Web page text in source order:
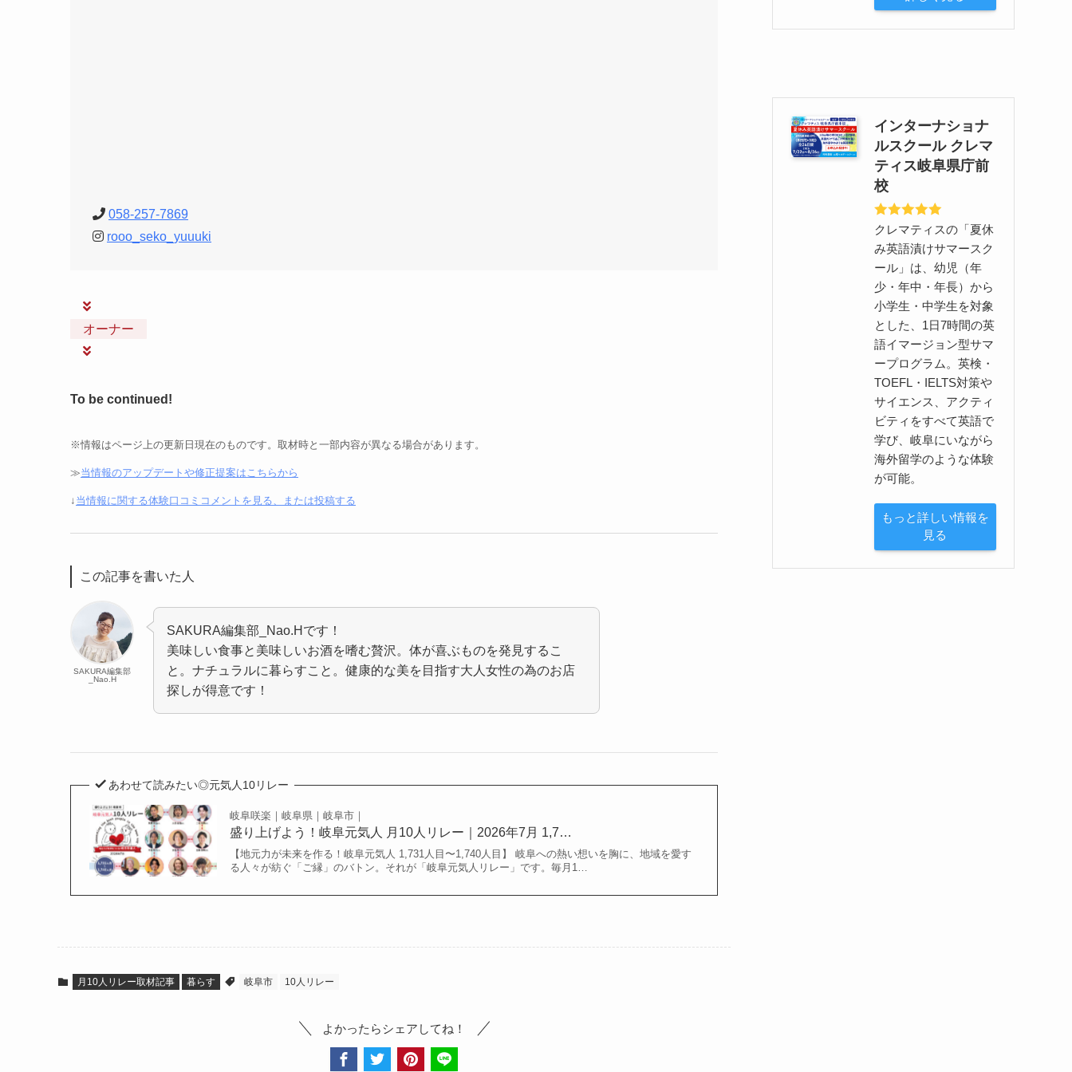
058-257-7869
rooo_seko_yuuuki
オーナー
To be continued!
※情報はページ上の更新日現在のものです。取材時と一部内容が異なる場合があります。
≫当情報のアップデートや修正提案はこちらから
↓ 当情報に関する体験口コミコメントを見る、または投稿する
この記事を書いた人
SAKURA編集部
_Nao.H
SAKURA編集部_Nao.Hです！
美味しい食事と美味しいお酒を嗜む贅沢。体が喜ぶものを発見するこ
と。ナチュラルに暮らすこと。健康的な美を目指す大人女性の為のお店
探しが得意です！
あわせて読みたい◎元気人10リレー
岐阜咲楽｜岐阜県｜岐阜市｜
盛り上げよう！岐阜元気人 月10人リレー｜2026年7月 1,7…
【地元力が未来を作る！岐阜元気人 1,731人目〜1,740人目】 岐阜への熱い想いを胸に、地域を愛す
る人々が紡ぐ「ご縁」のバトン。それが「岐阜元気人リレー」です。毎月1…
月10人リレー取材記事 暮らす 岐阜市 10人リレー
よかったらシェアしてね！
インターナショナ
ルスクール クレマ
ティス岐阜県庁前
校
クレマティスの「夏休
み英語漬けサマースク
ール」は、幼児（年
少・年中・年長）から
小学生・中学生を対象
とした、1日7時間の英
語イマージョン型サマ
ープログラム。英検・
TOEFL・IELTS対策や
サイエンス、アクティ
ビティをすべて英語で
学び、岐阜にいながら
海外留学のような体験
が可能。
もっと詳しい情報を
見る